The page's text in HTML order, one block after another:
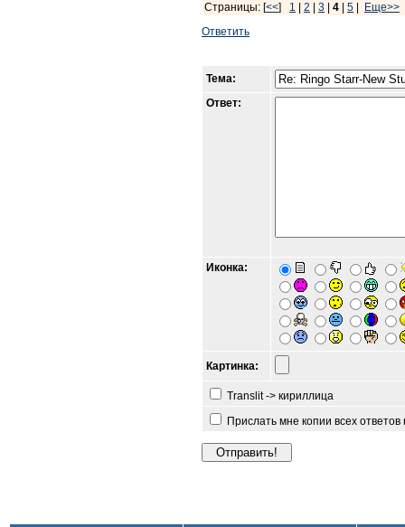
Страницы: [<<] 1 2 3 4 5
Еще>>
Ответить
Тема:
Ответ:
Иконка:
Картинка:
Translit -> кириллица
Прислать мне копии всех